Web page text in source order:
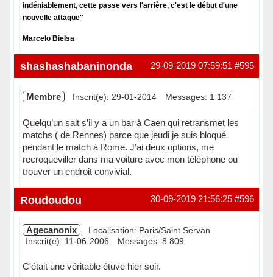
indéniablement, cette passe vers l'arrière, c'est le début d'une
nouvelle attaque"
Marcelo Bielsa
Hors ligne #595
29-09-2019 07:59:51
shashashabaninonda
Membre Inscrit(e): 29-01-2014 Messages: 1 137
Quelqu’un sait s’il y a un bar à Caen qui retransmet les
matchs ( de Rennes) parce que jeudi je suis bloqué
pendant le match à Rome. J’ai deux options, me
recroqueviller dans ma voiture avec mon téléphone ou
trouver un endroit convivial.
Hors ligne #596
30-09-2019 21:56:25
Roudoudou
Agecanonix
Localisation: Paris/Saint Servan
Inscrit(e): 11-06-2006
Messages: 8 809
C'était une véritable étuve hier soir.